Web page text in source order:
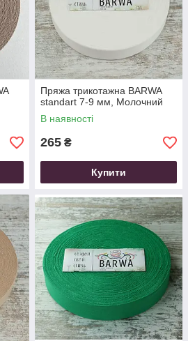
Пряжа трикотажна ВARWA
standart 7-9 мм, Молочний
В наявності
265 ₴
Купити